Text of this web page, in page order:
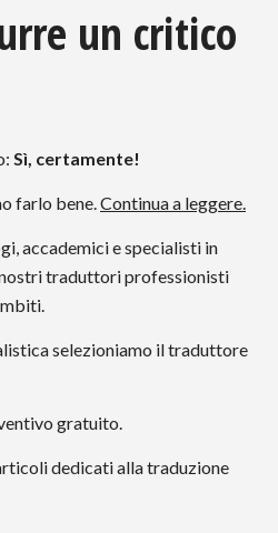
un critico
Sì, certamente!
farlo bene.Continua a leggere.
accademici e specialisti in
traduttori professionisti
selezioniamo il traduttore
gratuito.
dedicati alla traduzione